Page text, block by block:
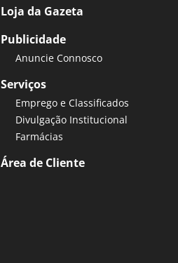
Loja da Gazeta
Publicidade
Anuncie Connosco
Serviços
Emprego e Classificados
Divulgação Institucional
Farmácias
Área de Cliente